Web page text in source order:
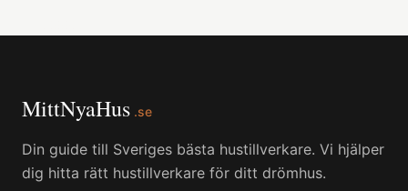
MittNyaHus .se
Din guide till Sveriges bästa hustillverkare. Vi hjälper
dig hitta rätt hustillverkare för ditt drömhus.